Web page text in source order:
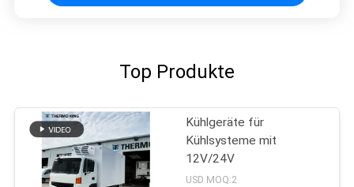
Top Produkte
Kühlgeräte für
Kühlsysteme mit
12V/24V
USD MOQ:2